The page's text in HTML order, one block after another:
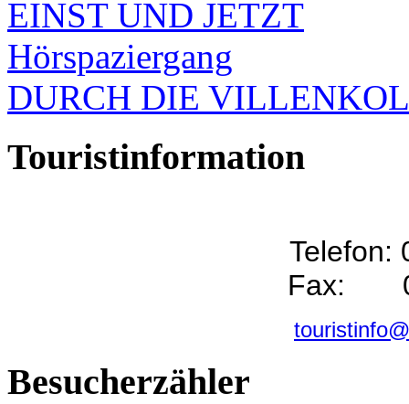
EINST UND JETZT
Hörspaziergang
DURCH DIE
Touristinformation
Telefon:
Fax:
Besucherzähler